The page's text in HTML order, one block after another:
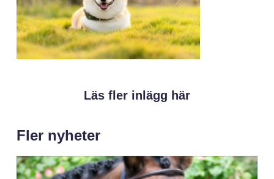
Läs fler inlägg här
Fler nyheter